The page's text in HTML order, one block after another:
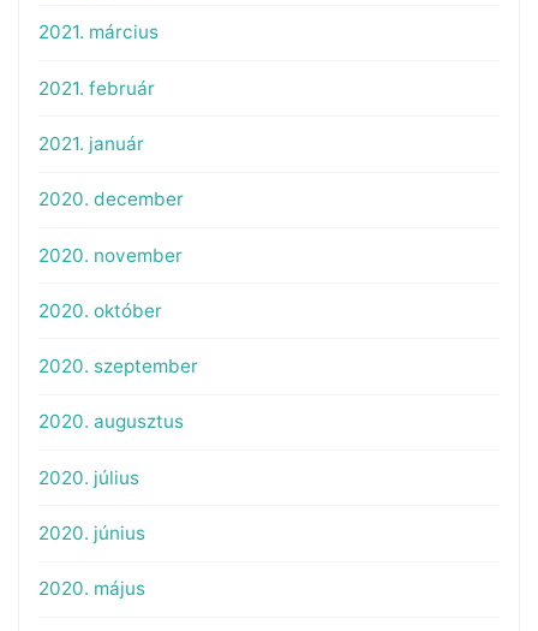
2021. március
2021. február
2021. január
2020. december
2020. november
2020. október
2020. szeptember
2020. augusztus
2020. július
2020. június
2020. május